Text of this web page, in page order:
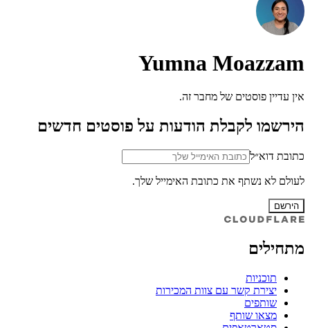
Yumna Moazzam
אין עדיין פוסטים של מחבר זה.
הירשמו לקבלת הודעות על פוסטים חדשים
כתובת דוא״ל
לעולם לא נשתף את כתובת האימייל שלך.
הירשם
מתחילים
תוכניות
יצירת קשר עם צוות המכירות
שותפים
מצאו שותף